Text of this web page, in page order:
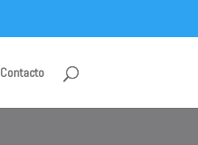
Contacto